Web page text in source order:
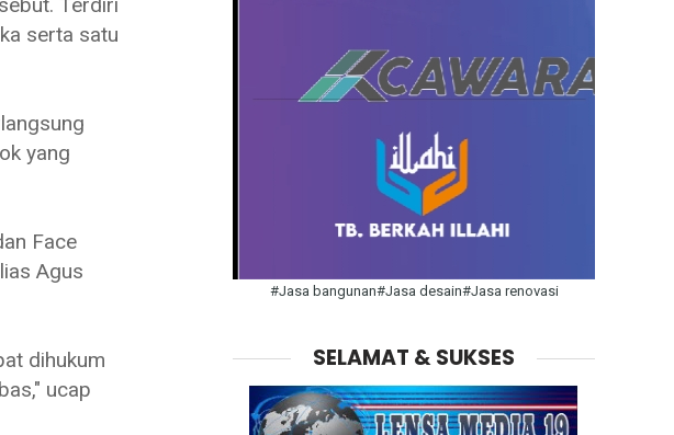
serta satu
yang
Face
Agus
dihukum
ucap
#Jasa bangunan#Jasa desain#Jasa renovasi
SELAMAT & SUKSES